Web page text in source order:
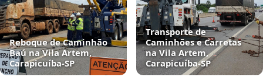
Reboque de Caminhão
Baú na Vila Artem,
Carapicuíba‑SP
Transporte de
Caminhões e Carretas
na Vila Artem,
Carapicuíba‑SP